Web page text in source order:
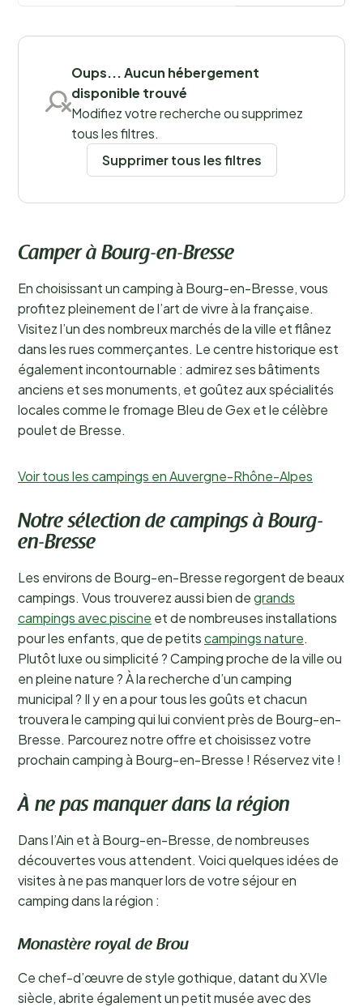
Sauvegarder les filtres
Oups... Aucun hébergement
disponible trouvé
Modifiez votre recherche ou supprimez
tous les filtres.
Supprimer tous les filtres
Camper à Bourg-en-Bresse
En choisissant un camping à Bourg-en-Bresse, vous
profitez pleinement de l’art de vivre à la française.
Visitez l’un des nombreux marchés de la ville et flânez
dans les rues commerçantes. Le centre historique est
également incontournable : admirez ses bâtiments
anciens et ses monuments, et goûtez aux spécialités
locales comme le fromage Bleu de Gex et le célèbre
poulet de Bresse.
Voir tous les campings en Auvergne-Rhône-Alpes
Notre sélection de campings à Bourg-
en-Bresse
Les environs de Bourg-en-Bresse regorgent de beaux
campings. Vous trouverez aussi bien degrands
campings avec piscine et de nombreuses installations
pour les enfants, que de petitscampings nature.
Plutôt luxe ou simplicité ? Camping proche de la ville ou
en pleine nature ? À la recherche d’un camping
municipal ? Il y en a pour tous les goûts et chacun
trouvera le camping qui lui convient près de Bourg-en-
Bresse. Parcourez notre offre et choisissez votre
prochain camping à Bourg-en-Bresse ! Réservez vite !
À ne pas manquer dans la région
Dans l’Ain et à Bourg-en-Bresse, de nombreuses
découvertes vous attendent. Voici quelques idées de
visites à ne pas manquer lors de votre séjour en
camping dans la région :
Monastère royal de Brou
Ce chef-d’œuvre de style gothique, datant du XVIe
siècle, abrite également un petit musée avec des